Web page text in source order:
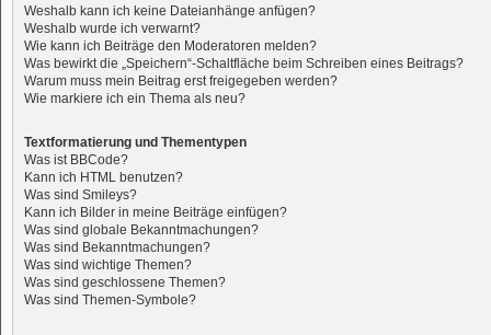
Weshalb kann ich keine Dateianhänge anfügen?
Weshalb wurde ich verwarnt?
Wie kann ich Beiträge den Moderatoren melden?
Was bewirkt die „Speichern“-Schaltfläche beim Schreiben eines Beitrags?
Warum muss mein Beitrag erst freigegeben werden?
Wie markiere ich ein Thema als neu?
Textformatierung und Thementypen
Was ist BBCode?
Kann ich HTML benutzen?
Was sind Smileys?
Kann ich Bilder in meine Beiträge einfügen?
Was sind globale Bekanntmachungen?
Was sind Bekanntmachungen?
Was sind wichtige Themen?
Was sind geschlossene Themen?
Was sind Themen-Symbole?